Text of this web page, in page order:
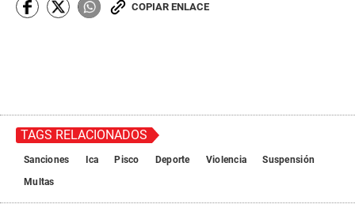
COPIAR ENLACE
TAGS RELACIONADOS
Sanciones Ica Pisco Deporte Violencia
Suspensión
Multas